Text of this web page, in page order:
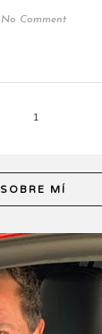
No Comment
1
SOBRE MÍ